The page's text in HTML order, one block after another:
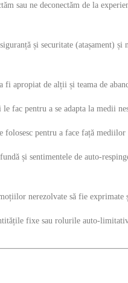
sau ne deconectăm de la
și securitate (atașament)
fi apropiat de alții și teama de
pentru a se adapta la medii
pentru a face față
și sentimentele de auto-
nerezolvate să fie
fixe sau rolurile auto-